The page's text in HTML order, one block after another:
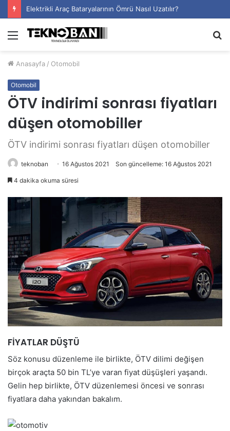
Elektrikli Araç Bataryalarının Ömrü Nasıl Uzatılır?
Menü
Anasayfa / Otomobil
Otomobil
ÖTV indirimi sonrası fiyatları
düşen otomobiller
ÖTV indirimi sonrası fiyatları düşen otomobiller
teknoban 16 Ağustos 2021 Son güncelleme: 16 Ağustos 2021
4 dakika okuma süresi
FİYATLAR DÜŞTÜ
Söz konusu düzenleme ile birlikte, ÖTV dilimi değişen
birçok araçta 50 bin TL’ye varan fiyat düşüşleri yaşandı.
Gelin hep birlikte, ÖTV düzenlemesi öncesi ve sonrası
fiyatlara daha yakından bakalım.